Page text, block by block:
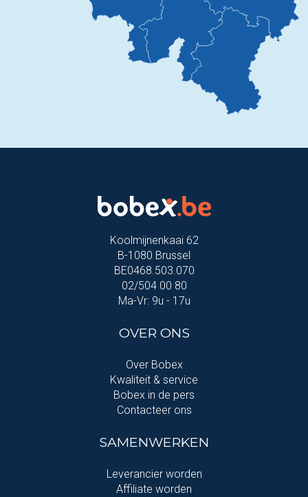
Koolmijnenkaai 62
B-1080 Brussel
BE0468.503.070
02/504 00 80
Ma-Vr: 9u - 17u
OVER ONS
Over Bobex
Kwaliteit & service
Bobex in de pers
Contacteer ons
SAMENWERKEN
Leverancier worden
Affiliate worden